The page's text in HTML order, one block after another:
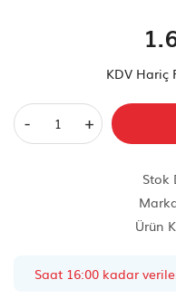
KDV Hariç
- +
Stok
Ürün
Saat 16:00 kadar